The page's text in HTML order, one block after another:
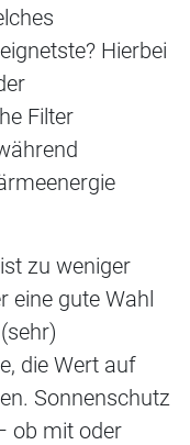
Hierbei
Filter
zu weniger
eine gute Wahl
die Wert auf
Sonnenschutz
ob mit oder